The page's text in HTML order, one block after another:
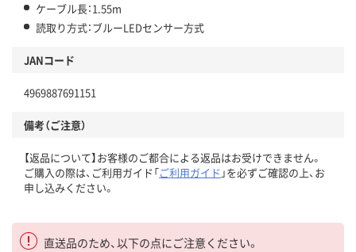
ケーブル長：1.55m
読取り方式：ブルーLEDセンサー方式
JANコード
4969887691151
備考（ご注意）
【返品について】お客様のご都合による返品はお受けできません。
ご購入の際は、ご利用ガイド「ご利用ガイド 」を必ずご確認の上、お
申し込みください。
直送品のため、以下の点にご注意ください。